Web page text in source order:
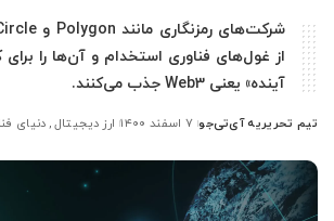
از غول‌های فناوری استخدام و آن‌ها را برای
آینده» یعنی Web3 جذب می‌کنند.
ارسال
توسط
تیم تحریریه آی‌تی‌جو ۷ اسفند ۱۴۰۰ ارز دیجیتال دنیای